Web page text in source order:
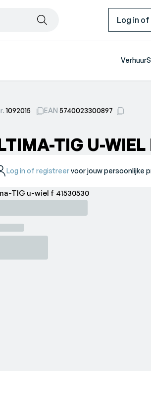
Log in
Verhuur
1092015 EAN5740023300897
TIG U-WIEL
Log in of registreervoor jouw persoonlijke
Ultima-TIG u-wiel f 41530530